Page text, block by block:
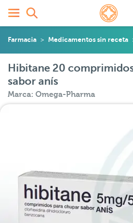
Farmacia Medicamentos sin receta
Hibitane 20
sabor anís
Marca: Omega-Pharma